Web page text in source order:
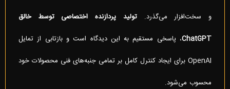
و سخت‌افزار می‌گذرد.تولید پردازنده اختصاصی توسط خالق
ChatGPT، پاسخی مستقیم به این دیدگاه است و بازتابی از تمایل
OpenAI برای ایجاد کنترل کامل بر تمامی جنبه‌های فنی محصولات خود
محسوب می‌شود.